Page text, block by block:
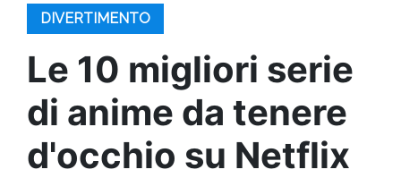
DIVERTIMENTO
Le 10 migliori serie
di anime da tenere
d'occhio su Netflix